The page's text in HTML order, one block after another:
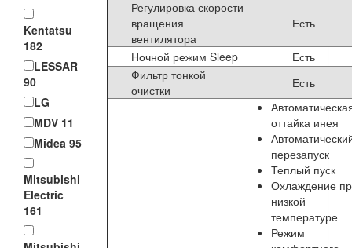
Kentatsu
182
LESSAR
90
LG
MDV 11
Midea 95
Mitsubishi
Electric
161
Регулировка скорости
вращения
вентилятора
Есть
Ночной режим Sleep
Есть
Фильтр тонкой
очистки
Есть
оттайка инея
перезапуск
Теплый пуск
Охлаждение
низкой
температуре
Режим